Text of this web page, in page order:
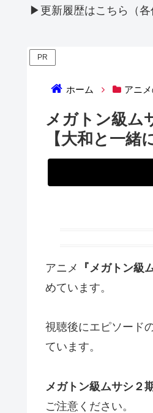
▶更新履歴はこちら（各
PR
ホーム アニ
メガトン級ム
【大和と一緒
アニメ 『メガトン級
めています。
視聴後にエピソード
ています。
メガトン級ムサシ２
ご注意ください。